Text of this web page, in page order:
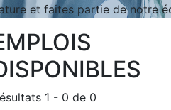
et faites partie de notre
1 - 0 de 0